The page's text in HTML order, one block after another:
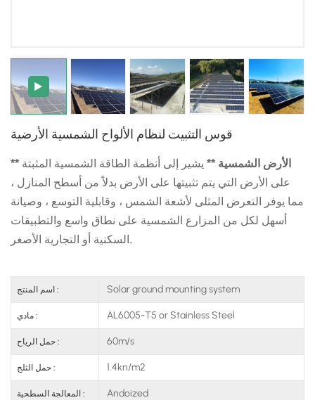
قوس التثبيت لنظام الألواح الشمسية الأرضية
** الأرض الشمسية ** يشير إلى أنظمة الطاقة الشمسية المثبتة
على الأرض التي يتم تثبيتها على الأرض بدلاً من أسطح المنازل ،
مما يوفر التعرض المثلى لأشعة الشمس ، وقابلية التوسع ، وصيانة
أسهل لكل من المزارع الشمسية على نطاق واسع والتطبيقات
السكنية أو التجارية الأصغر.
اسم المنتج : Solar ground mounting system
مادي : AL6005-T5 or Stainless Steel
حمل الرياح : 60m/s
حمل الثلج : 1.4kn/m2
المعالجة السطحية : Andoized